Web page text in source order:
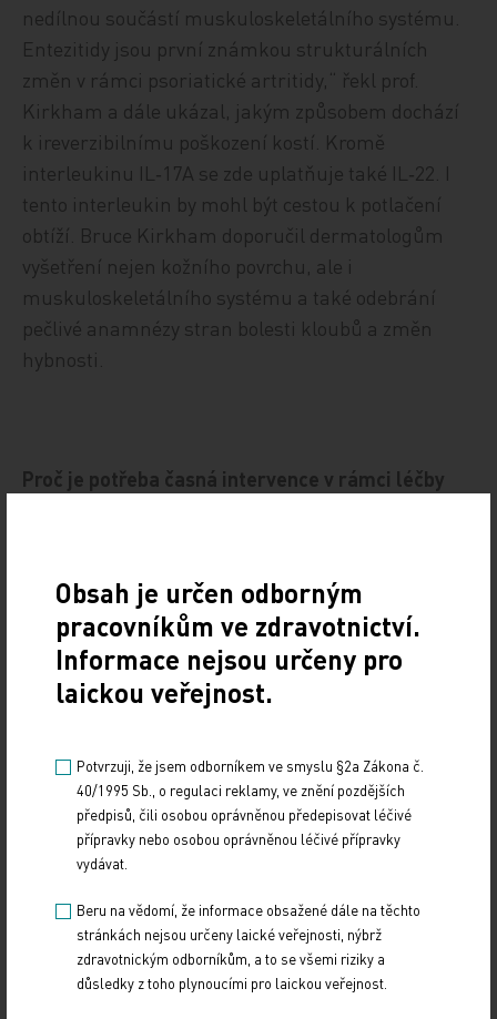
nedílnou součástí muskuloskeletálního systému.
Entezitidy jsou první známkou strukturálních
změn v rámci psoriatické artritidy,“ řekl prof.
Kirkham a dále ukázal, jakým způsobem dochází
k ireverzibilnímu poškození kostí. Kromě
interleukinu IL‑17A se zde uplatňuje také IL‑22. I
tento interleukin by mohl být cestou k potlačení
obtíží. Bruce Kirkham doporučil dermatologům
vyšetření nejen kožního povrchu, ale i
muskuloskeletálního systému a také odebrání
pečlivé anamnézy stran bolesti kloubů a změn
hybnosti.
Proč je potřeba časná intervence v rámci léčby
včasného podání cílené terapie a modifikace
onemocnění v jeho začátku. Přednášejícím
dermatologem byl profesor Lars Iversen z Aarhus
v Dánsku. Ten připomněl velmi dobré výsledky v
biologickou léčbou. V tomto kontextu zmínil
některé paralely s gastroenterologií – například
studii z roku 2008 publikovanou v časopise Lancet.
Podle ní pacienti s Crohnovou chorobou při
včasném podání biologické či kombinované
systémové terapie vyvinuli relaps mnohem později
než pacienti s konvenční terapií. K podobným
závěrům dospěla studie publikovaná v časopise
Obsah je určen odborným
pracovníkům ve zdravotnictví.
Informace nejsou určeny pro
laickou veřejnost.
Potvrzuji, že jsem odborníkem ve smyslu §2a Zákona č.
40/1995 Sb., o regulaci reklamy, ve znění pozdějších
předpisů, čili osobou oprávněnou předepisovat léčivé
přípravky nebo osobou oprávněnou léčivé přípravky
vydávat.
Beru na vědomí, že informace obsažené dále na těchto
stránkách nejsou určeny laické veřejnosti, nýbrž
zdravotnickým odborníkům, a to se všemi riziky a
důsledky z toho plynoucími pro laickou veřejnost.